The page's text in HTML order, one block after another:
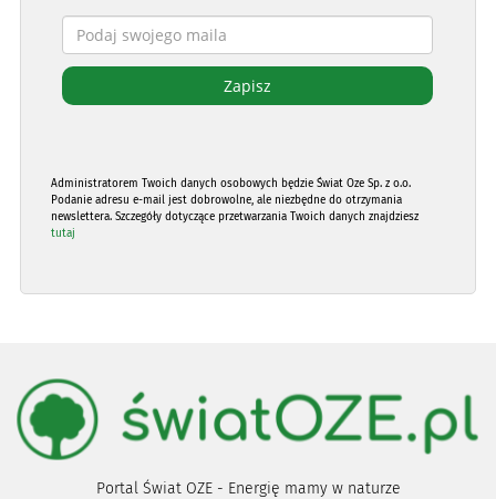
Administratorem Twoich danych osobowych będzie Świat Oze Sp. z o.o.
Podanie adresu e-mail jest dobrowolne, ale niezbędne do otrzymania
newslettera. Szczegóły dotyczące przetwarzania Twoich danych znajdziesz
tutaj
Portal Świat OZE - Energię mamy w naturze